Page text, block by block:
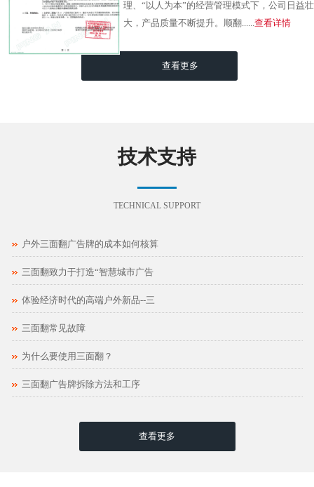
理、“以人为本”的经营管理模式下，公司日益壮
大，产品质量不断提升。顺翻...... 查看详情
查看更多
技术支持
TECHNICAL SUPPORT
户外三面翻广告牌的成本如何核算
三面翻致力于打造“智慧城市广告
体验经济时代的高端户外新品--三
三面翻常见故障
为什么要使用三面翻？
三面翻广告牌拆除方法和工序
查看更多